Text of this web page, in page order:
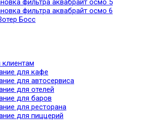
фильтра аквабрайт осмо 5
фильтра аквабрайт осмо 6
Босс
для кафе
для автосервиса
для отелей
для баров
для ресторана
для пиццерий